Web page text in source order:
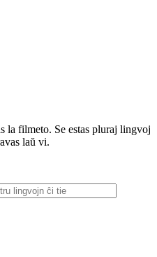
la filmeto. Se estas pluraj lingvoj
laŭ vi.